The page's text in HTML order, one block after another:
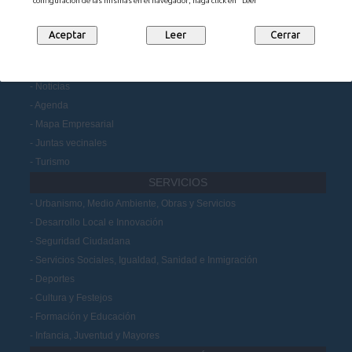
Portal de Transparencia
Datos Abiertos
Participación Ciudadana
Noticias
Agenda
Mapa Empresarial
Juntas vecinales
Turismo
SERVICIOS
Urbanismo, Medio Ambiente, Obras y Servicios
Desarrollo Local e Innovación
Seguridad Ciudadana
Servicios Sociales, Igualdad, Sanidad e Inmigración
Deportes
Cultura y Festejos
Formación y Educación
Infancia, Juventud y Mayores